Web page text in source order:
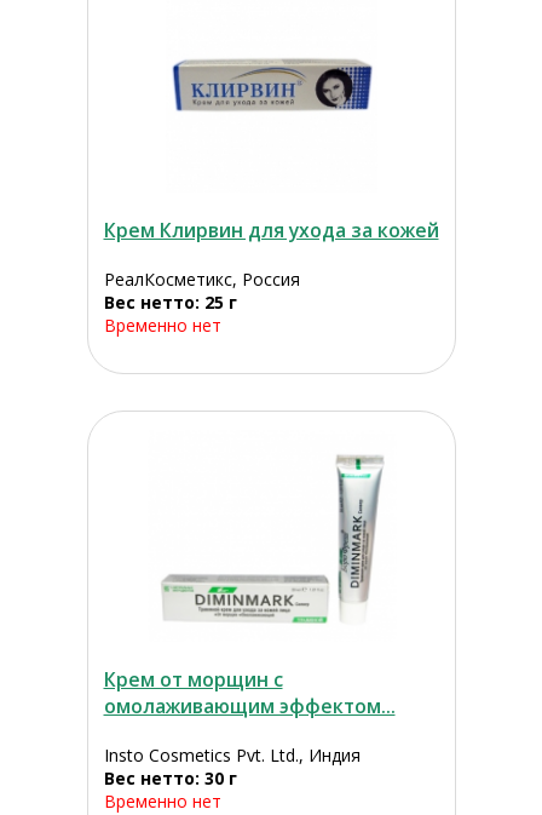
Крем Клирвин для ухода за кожей
РеалКосметикс, Россия
Вес нетто: 25 г
Временно нет
Крем от морщин с
омолаживающим эффектом...
Insto Cosmetics Pvt. Ltd., Индия
Вес нетто: 30 г
Временно нет